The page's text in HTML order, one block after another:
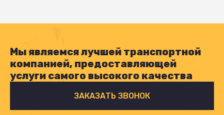
Мы являемся лучшей транспортной
компанией, предоставляющей
услуги самого высокого качества
ЗАКАЗАТЬ ЗВОНОК